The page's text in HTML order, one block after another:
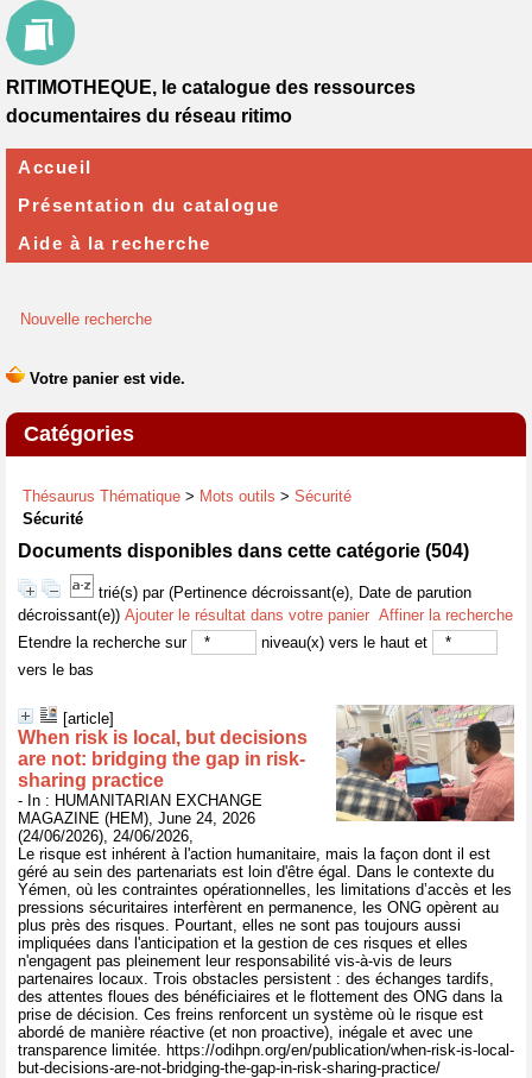
Nouvelle recherche
Catégories
Thésaurus Thématique > Mots outils > Sécurité
Sécurité
Documents disponibles dans cette catégorie (504)
trié(s) par (Pertinence décroissant(e), Date de parution
décroissant(e)) Ajouter le résultat dans votre panier Affiner la recherche
Etendre la recherche sur
niveau(x) vers le haut et
vers le bas
[article]
When risk is local, but decisions
are not: bridging the gap in risk-
sharing practice
- In : HUMANITARIAN EXCHANGE
MAGAZINE (HEM), June 24, 2026
(24/06/2026), 24/06/2026,
Le risque est inhérent à l'action humanitaire, mais la façon dont il est
géré au sein des partenariats est loin d'être égal. Dans le contexte du
Yémen, où les contraintes opérationnelles, les limitations d’accès et les
pressions sécuritaires interfèrent en permanence, les ONG opèrent au
plus près des risques. Pourtant, elles ne sont pas toujours aussi
impliquées dans l'anticipation et la gestion de ces risques et elles
n'engagent pas pleinement leur responsabilité vis-à-vis de leurs
partenaires locaux. Trois obstacles persistent : des échanges tardifs,
des attentes floues des bénéficiaires et le flottement des ONG dans la
prise de décision. Ces freins renforcent un système où le risque est
abordé de manière réactive (et non proactive), inégale et avec une
transparence limitée. https://odihpn.org/en/publication/when-risk-is-local-
but-decisions-are-not-bridging-the-gap-in-risk-sharing-practice/
RITIMOTHEQUE, le catalogue des ressources
documentaires du réseau ritimo
Accueil
Présentation du catalogue
Aide à la recherche